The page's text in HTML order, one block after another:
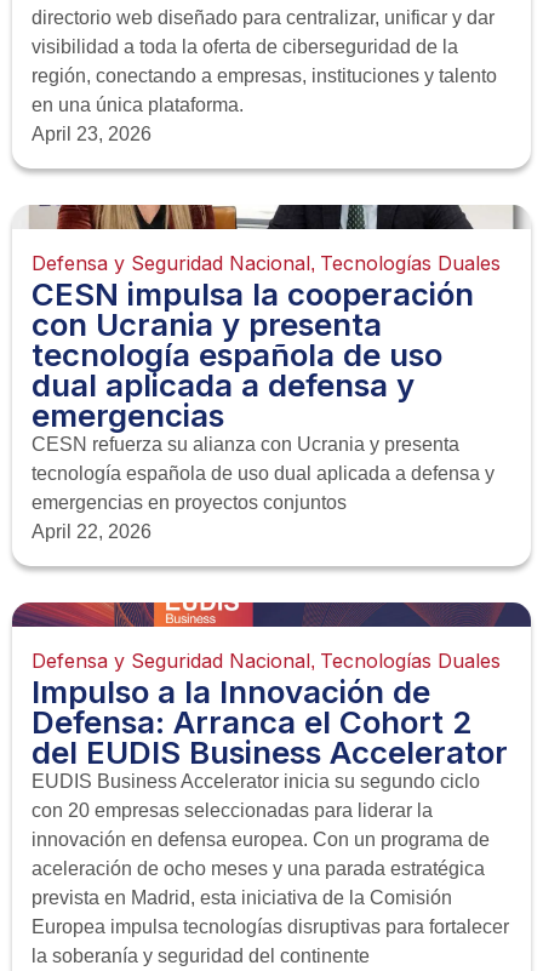
directorio web diseñado para centralizar, unificar y dar
visibilidad a toda la oferta de ciberseguridad de la
región, conectando a empresas, instituciones y talento
en una única plataforma.
April 23, 2026
Defensa y Seguridad Nacional, Tecnologías Duales
CESN impulsa la cooperación
con Ucrania y presenta
tecnología española de uso
dual aplicada a defensa y
emergencias
CESN refuerza su alianza con Ucrania y presenta
tecnología española de uso dual aplicada a defensa y
emergencias en proyectos conjuntos
April 22, 2026
Defensa y Seguridad Nacional, Tecnologías Duales
Impulso a la Innovación de
Defensa: Arranca el Cohort 2
del EUDIS Business Accelerator
EUDIS Business Accelerator inicia su segundo ciclo
con 20 empresas seleccionadas para liderar la
innovación en defensa europea. Con un programa de
aceleración de ocho meses y una parada estratégica
prevista en Madrid, esta iniciativa de la Comisión
Europea impulsa tecnologías disruptivas para fortalecer
la soberanía y seguridad del continente